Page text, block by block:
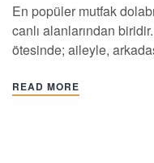
En popüler mutfak
canlı alanlarından
ötesinde; aileyle,
uydurabilen fonksiyonel
READ MORE